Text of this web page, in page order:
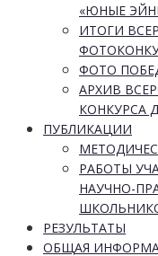
«ЮНЫЕ
ИТОГИ
ФОТО
АРХИВ
КОНКУРСА
ПУБЛИКАЦИИ
РАБОТЫ
НАУЧНО-
РЕЗУЛЬТАТЫ
ОБЩАЯ